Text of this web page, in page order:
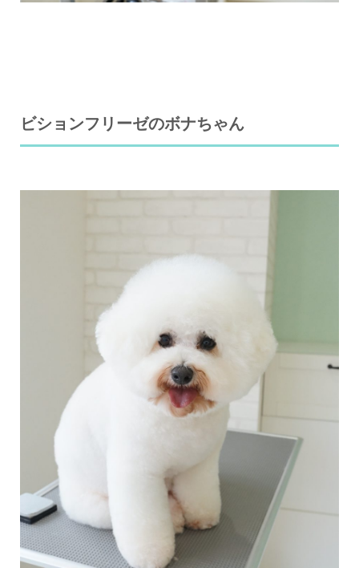
ビションフリーゼのボナちゃん